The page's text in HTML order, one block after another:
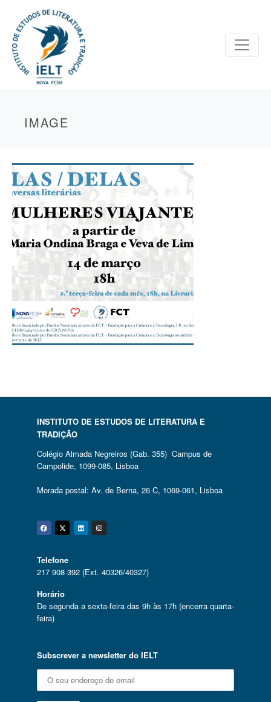
IMAGE
INSTITUTO DE ESTUDOS DE LITERATURA E
TRADIÇÃO
Colégio Almada Negreiros (Gab. 355) Campus de
Campolide, 1099-085, Lisboa
Morada postal: Av. de Berna, 26 C, 1069-061, Lisboa
Facebook
Twitter
Linkedin
Instagram
Telefone
217 908 392 (Ext. 40326/40327)
Horário
De segunda a sexta-feira das 9h às 17h (encerra quarta-
feira)
Subscrever a newsletter do IELT